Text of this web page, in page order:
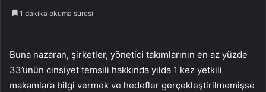
1 dakika okuma süresi
Buna nazaran, şirketler, yönetici takımlarının en az yüzde
33’ünün cinsiyet temsili hakkında yılda 1 kez yetkili
makamlara bilgi vermek ve hedefler gerçekleştirilmemişse